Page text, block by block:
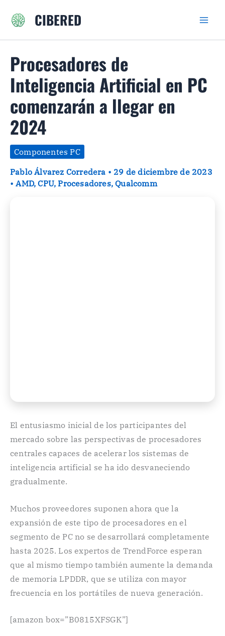
CIBERED
Procesadores de
Inteligencia Artificial en PC
comenzarán a llegar en
2024
Componentes PC
Pablo Álvarez Corredera • 29 de diciembre de 2023
•AMD,CPU,Procesadores,Qualcomm
El entusiasmo inicial de los participantes del
mercado sobre las perspectivas de procesadores
centrales capaces de acelerar los sistemas de
inteligencia artificial se ha ido desvaneciendo
gradualmente.
Muchos proveedores suponen ahora que la
expansión de este tipo de procesadores en el
segmento de PC no se desarrollará completamente
hasta 2025. Los expertos de TrendForce esperan
que al mismo tiempo también aumente la demanda
de memoria LPDDR, que se utiliza con mayor
frecuencia en los portátiles de nueva generación.
[amazon box=”B0815XFSGK”]